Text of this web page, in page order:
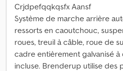
Crjdpefqqkqsfx Aansf
Système de marche arrière
ressorts en caoutchouc,
roues, treuil à câble, roue de
cadre entièrement galvanisé
incluse. Brenderup utilise des